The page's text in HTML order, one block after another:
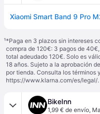
¹*Paga en 3 plazos sin intereses
compra de 120€: 3 pagos de
total adeudado 120€. Solo es
18 años. Sujeto a la aprobación
por tienda. Consulta los términos
https://www.klarna.com/es/legal/.
BikeInn
1,99 € de envío,